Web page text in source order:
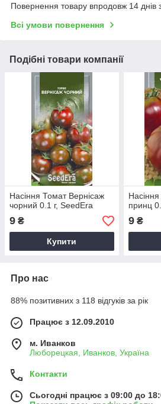
Повернення товару впродовж 14 днів
Всі умови повернення
Подібні товари компанії
Насіння Томат Вернісаж
чорний 0.1 г, SeedEra
9 ₴
Купити
принц
9₴
Про нас
88% позитивних з 118 відгуків за рік
Працює з 12.09.2010
м. Иванков
Люборецкая, Иванков, Україна
Контакти
Сьогодні працює з 09:00 до